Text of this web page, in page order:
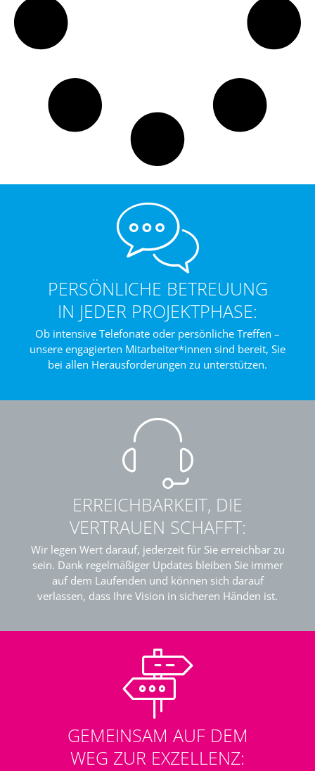
PERSÖNLICHE BETREUUNG
IN JEDER PROJEKTPHASE:
Ob intensive Telefonate oder persönliche Treffen –
unsere engagierten Mitarbeiter*innen sind bereit, Sie
bei allen Herausforderungen zu unterstützen.
ERREICHBARKEIT, DIE
VERTRAUEN SCHAFFT:
Wir legen Wert darauf, jederzeit für Sie erreichbar zu
sein. Dank regelmäßiger Updates bleiben Sie immer
auf dem Laufenden und können sich darauf
verlassen, dass Ihre Vision in sicheren Händen ist.
GEMEINSAM AUF DEM
WEG ZUR EXZELLENZ: